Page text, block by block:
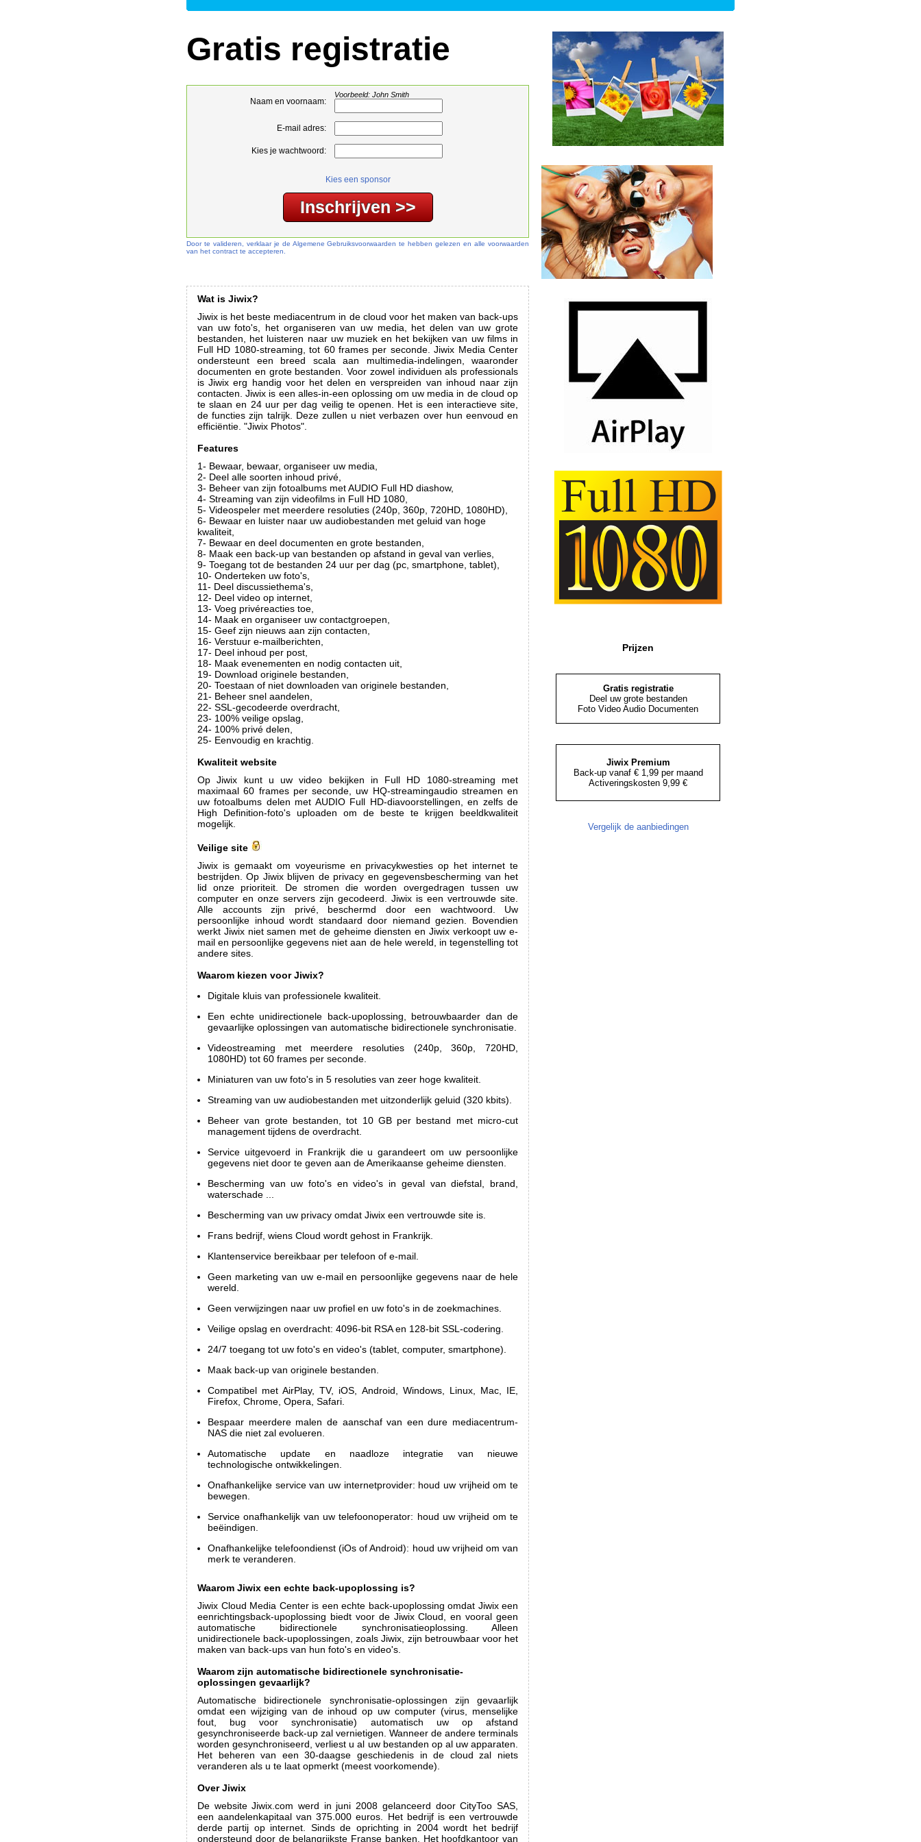
Gratis registratie
Naam en voornaam:
Voorbeeld: John Smith
E-mail adres:
Kies je wachtwoord:
Kies een sponsor
Door te valideren, verklaar je de Algemene Gebruiksvoorwaarden te hebben gelezen en alle voorwaarden
van het contract te accepteren.
Wat is Jiwix?
Jiwix is het beste mediacentrum in de cloud voor het maken van back-ups
van uw foto's, het organiseren van uw media, het delen van uw grote
bestanden, het luisteren naar uw muziek en het bekijken van uw films in
Full HD 1080-streaming, tot 60 frames per seconde. Jiwix Media Center
ondersteunt een breed scala aan multimedia-indelingen, waaronder
documenten en grote bestanden. Voor zowel individuen als professionals
is Jiwix erg handig voor het delen en verspreiden van inhoud naar zijn
contacten. Jiwix is een alles-in-een oplossing om uw media in de cloud op
te slaan en 24 uur per dag veilig te openen. Het is een interactieve site,
de functies zijn talrijk. Deze zullen u niet verbazen over hun eenvoud en
efficiëntie. "Jiwix Photos".
Features
1- Bewaar, bewaar, organiseer uw media,
2- Deel alle soorten inhoud privé,
3- Beheer van zijn fotoalbums met AUDIO Full HD diashow,
4- Streaming van zijn videofilms in Full HD 1080,
5- Videospeler met meerdere resoluties (240p, 360p, 720HD, 1080HD),
6- Bewaar en luister naar uw audiobestanden met geluid van hoge
kwaliteit,
7- Bewaar en deel documenten en grote bestanden,
8- Maak een back-up van bestanden op afstand in geval van verlies,
9- Toegang tot de bestanden 24 uur per dag (pc, smartphone, tablet),
10- Onderteken uw foto's,
11- Deel discussiethema's,
12- Deel video op internet,
13- Voeg privéreacties toe,
14- Maak en organiseer uw contactgroepen,
15- Geef zijn nieuws aan zijn contacten,
16- Verstuur e-mailberichten,
17- Deel inhoud per post,
18- Maak evenementen en nodig contacten uit,
19- Download originele bestanden,
20- Toestaan of niet downloaden van originele bestanden,
21- Beheer snel aandelen,
22- SSL-gecodeerde overdracht,
23- 100% veilige opslag,
24- 100% privé delen,
25- Eenvoudig en krachtig.
Kwaliteit website
Op Jiwix kunt u uw video bekijken in Full HD 1080-streaming met
maximaal 60 frames per seconde, uw HQ-streamingaudio streamen en
uw fotoalbums delen met AUDIO Full HD-diavoorstellingen, en zelfs de
High Definition-foto's uploaden om de beste te krijgen beeldkwaliteit
mogelijk.
Veilige site
Jiwix is gemaakt om voyeurisme en privacykwesties op het internet te
bestrijden. Op Jiwix blijven de privacy en gegevensbescherming van het
lid onze prioriteit. De stromen die worden overgedragen tussen uw
computer en onze servers zijn gecodeerd. Jiwix is een vertrouwde site.
Alle accounts zijn privé, beschermd door een wachtwoord. Uw
persoonlijke inhoud wordt standaard door niemand gezien. Bovendien
werkt Jiwix niet samen met de geheime diensten en Jiwix verkoopt uw e-
mail en persoonlijke gegevens niet aan de hele wereld, in tegenstelling tot
andere sites.
Waarom kiezen voor Jiwix?
Digitale kluis van professionele kwaliteit.
Een echte unidirectionele back-upoplossing, betrouwbaarder dan de
gevaarlijke oplossingen van automatische bidirectionele synchronisatie.
Videostreaming met meerdere resoluties (240p, 360p, 720HD,
1080HD) tot 60 frames per seconde.
Miniaturen van uw foto's in 5 resoluties van zeer hoge kwaliteit.
Streaming van uw audiobestanden met uitzonderlijk geluid (320 kbits).
Beheer van grote bestanden, tot 10 GB per bestand met micro-cut
management tijdens de overdracht.
Service uitgevoerd in Frankrijk die u garandeert om uw persoonlijke
gegevens niet door te geven aan de Amerikaanse geheime diensten.
Bescherming van uw foto's en video's in geval van diefstal, brand,
waterschade ...
Bescherming van uw privacy omdat Jiwix een vertrouwde site is.
Frans bedrijf, wiens Cloud wordt gehost in Frankrijk.
Klantenservice bereikbaar per telefoon of e-mail.
Geen marketing van uw e-mail en persoonlijke gegevens naar de hele
wereld.
Geen verwijzingen naar uw profiel en uw foto's in de zoekmachines.
Veilige opslag en overdracht: 4096-bit RSA en 128-bit SSL-codering.
24/7 toegang tot uw foto's en video's (tablet, computer, smartphone).
Maak back-up van originele bestanden.
Compatibel met AirPlay, TV, iOS, Android, Windows, Linux, Mac, IE,
Firefox, Chrome, Opera, Safari.
Bespaar meerdere malen de aanschaf van een dure mediacentrum-
NAS die niet zal evolueren.
Automatische update en naadloze integratie van nieuwe
technologische ontwikkelingen.
Onafhankelijke service van uw internetprovider: houd uw vrijheid om te
bewegen.
Service onafhankelijk van uw telefoonoperator: houd uw vrijheid om te
beëindigen.
Onafhankelijke telefoondienst (iOs of Android): houd uw vrijheid om van
merk te veranderen.
Waarom Jiwix een echte back-upoplossing is?
Jiwix Cloud Media Center is een echte back-upoplossing omdat Jiwix een
eenrichtingsback-upoplossing biedt voor de Jiwix Cloud, en vooral geen
automatische bidirectionele synchronisatieoplossing. Alleen
unidirectionele back-upoplossingen, zoals Jiwix, zijn betrouwbaar voor het
maken van back-ups van hun foto's en video's.
Waarom zijn automatische bidirectionele synchronisatie-
oplossingen gevaarlijk?
Automatische bidirectionele synchronisatie-oplossingen zijn gevaarlijk
omdat een wijziging van de inhoud op uw computer (virus, menselijke
fout, bug voor synchronisatie) automatisch uw op afstand
gesynchroniseerde back-up zal vernietigen. Wanneer de andere terminals
worden gesynchroniseerd, verliest u al uw bestanden op al uw apparaten.
Het beheren van een 30-daagse geschiedenis in de cloud zal niets
veranderen als u te laat opmerkt (meest voorkomende).
Over Jiwix
De website Jiwix.com werd in juni 2008 gelanceerd door CityToo SAS,
een aandelenkapitaal van 375.000 euros. Het bedrijf is een vertrouwde
derde partij op internet. Sinds de oprichting in 2004 wordt het bedrijf
ondersteund door de belangrijkste Franse banken. Het hoofdkantoor van
Prijzen
Gratis registratie
Deel uw grote bestanden
Foto Video Audio Documenten
Jiwix Premium
Back-up vanaf € 1,99 per maand
Activeringskosten 9,99 €
Vergelijk de aanbiedingen